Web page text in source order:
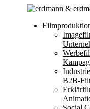
B2B-